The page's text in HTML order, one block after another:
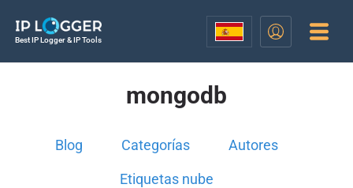
Best IP Logger & IP Tools
mongodb
Blog Categorías Autores
Etiquetas nube